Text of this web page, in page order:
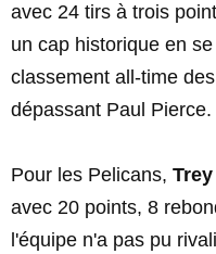
avec 24 tirs à trois
un cap historique en
classement all-time
dépassant Paul Pierce.
Pour les Pelicans,
avec 20 points, 8
l'équipe n'a pas pu